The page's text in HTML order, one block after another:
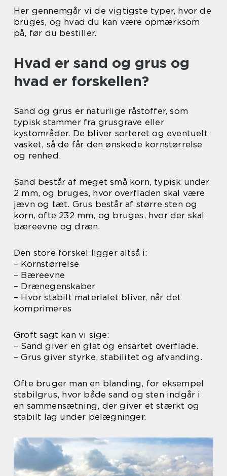
Her gennemgår vi de vigtigste typer, hvor de
bruges, og hvad du kan være opmærksom
på, før du bestiller.
Hvad er sand og grus og
hvad er forskellen?
Sand og grus er naturlige råstoffer, som
typisk stammer fra grusgrave eller
kystområder. De bliver sorteret og eventuelt
vasket, så de får den ønskede kornstørrelse
og renhed.
Sand består af meget små korn, typisk under
2 mm, og bruges, hvor overfladen skal være
jævn og tæt. Grus består af større sten og
korn, ofte 232 mm, og bruges, hvor der skal
bæreevne og dræn.
Den store forskel ligger altså i:
– Kornstørrelse
– Bæreevne
– Drænegenskaber
– Hvor stabilt materialet bliver, når det
komprimeres
Groft sagt kan vi sige:
– Sand giver en glat og ensartet overflade.
– Grus giver styrke, stabilitet og afvanding.
Ofte bruger man en blanding, for eksempel
stabilgrus, hvor både sand og sten indgår i
en sammensætning, der giver et stærkt og
stabilt lag under belægninger.